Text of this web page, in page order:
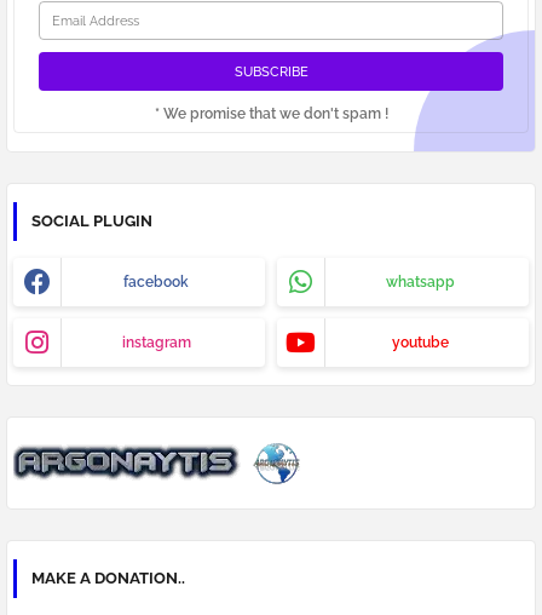
* We promise that we don't spam !
SOCIAL PLUGIN
facebook whatsapp
instagram youtube
MAKE A DONATION..